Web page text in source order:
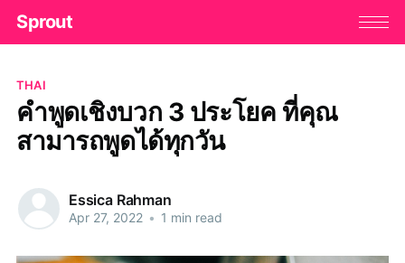
Sprout
THAI
คำพูดเชิงบวก 3 ประโยค ที่คุณ
สามารถพูดได้ทุกวัน
Essica Rahman
Apr 27, 2022 • 1 min read